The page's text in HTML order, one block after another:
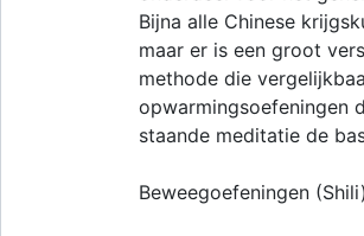
Bijna alle Chinese
maar er is een groot
methode die
opwarmingsoefeningen
staande meditatie de
Beweegoefeningen (Shili)